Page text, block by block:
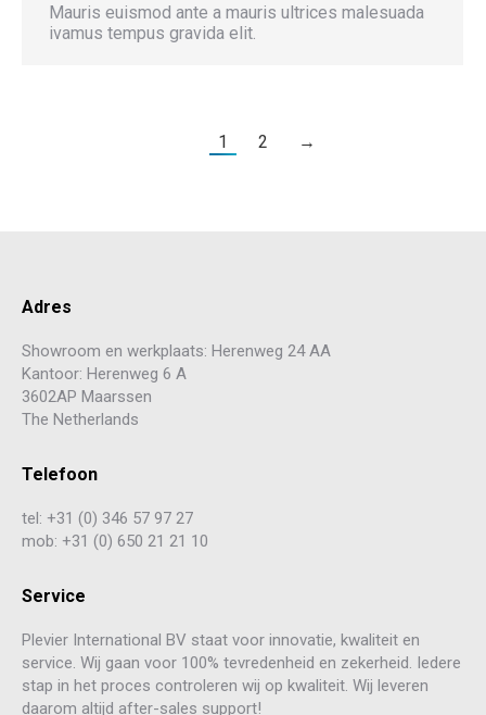
Mauris euismod ante a mauris ultrices malesuada
ivamus tempus gravida elit.
1 2 →
Adres
Showroom en werkplaats: Herenweg 24 AA
Kantoor: Herenweg 6 A
3602AP Maarssen
The Netherlands
Telefoon
tel: +31 (0) 346 57 97 27
mob: +31 (0) 650 21 21 10
Service
Plevier International BV staat voor innovatie, kwaliteit en
service. Wij gaan voor 100% tevredenheid en zekerheid. Iedere
stap in het proces controleren wij op kwaliteit. Wij leveren
daarom altijd after-sales support!